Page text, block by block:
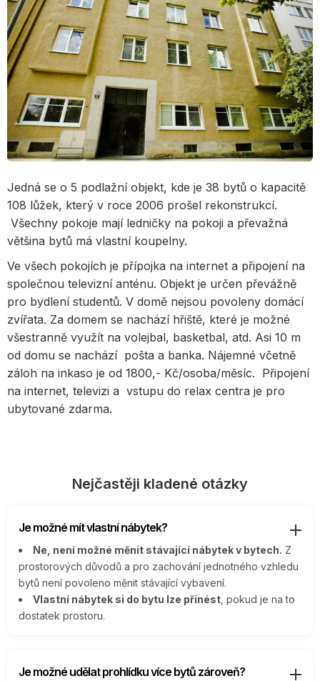
Jedná se o 5 podlažní objekt, kde je 38 bytů o kapacitě
108 lůžek, který v roce 2006 prošel rekonstrukcí.
Všechny pokoje mají ledničky na pokoji a převažná
většina bytů má vlastní koupelny.
Ve všech pokojích je přípojka na internet a připojení na
společnou televizní anténu. Objekt je určen převážně
pro bydlení studentů. V domě nejsou povoleny domácí
zvířata. Za domem se nachází hřiště, které je možné
všestranně využít na volejbal, basketbal, atd. Asi 10 m
od domu se nachází pošta a banka. Nájemné včetně
záloh na inkaso je od 1800,- Kč/osoba/měsíc. Připojení
na internet, televizi a vstupu do relax centra je pro
ubytované zdarma.
Nejčastěji kladené otázky
Je možné mít vlastní nábytek?
Ne, není možné měnit stávající nábytek v bytech. Z
prostorových důvodů a pro zachování jednotného vzhledu
bytů není povoleno měnit stávající vybavení.
Vlastní nábytek si do bytu lze přinést , pokud je na to
dostatek prostoru.
Je možné udělat prohlídku více bytů zároveň?